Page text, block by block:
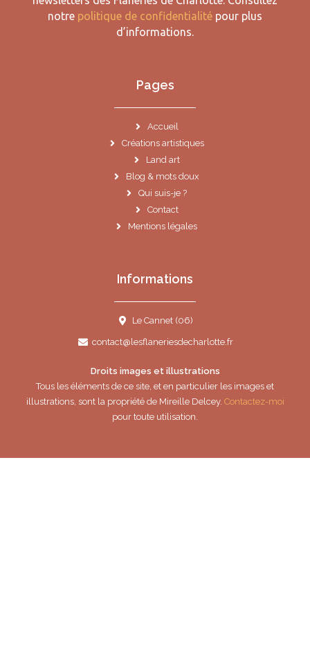
notre politique de confidentialité pour plus
d’informations.
Pages
Accueil
Créations artistiques
Land art
Blog & mots doux
Qui suis-je ?
Contact
Mentions légales
Informations
Le Cannet (06)
contact@lesflaneriesdecharlotte.fr
Droits images et illustrations
Tous les éléments de ce site, et en particulier les images et
illustrations, sont la propriété de Mireille Delcey. Contactez-moi
pour toute utilisation.